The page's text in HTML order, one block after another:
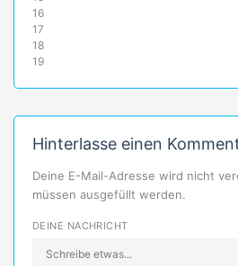
16
17
18
19
Hinterlasse einen
Deine E-Mail-Adresse wird nicht
müssen ausgefüllt werden.
DEINE NACHRICHT